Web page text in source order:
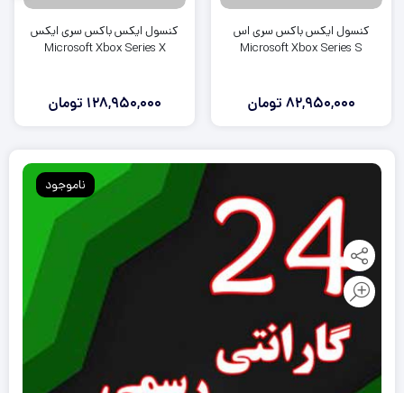
کنسول ایکس باکس سری اس
Microsoft Xbox Series S
82,950,000 تومان
کنسول ایکس باکس سری ایکس
Microsoft Xbox Series X
128,950,000 تومان
ناموجود